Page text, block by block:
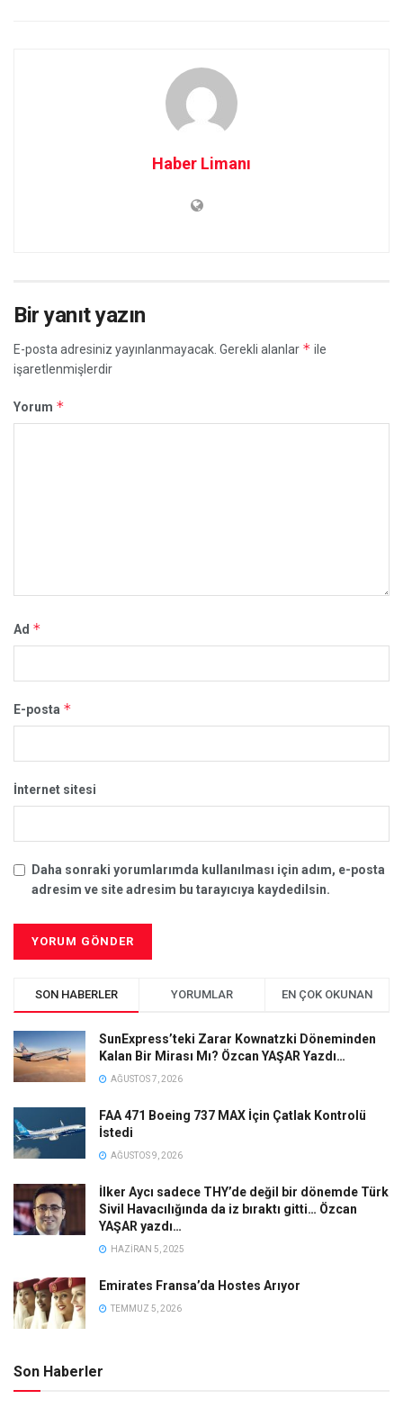
Haber Limanı
Bir yanıt yazın
E-posta adresiniz yayınlanmayacak. Gerekli alanlar * ile
işaretlenmişlerdir
Yorum *
Ad *
E-posta *
İnternet sitesi
Daha sonraki yorumlarımda kullanılması için adım, e-posta
adresim ve site adresim bu tarayıcıya kaydedilsin.
SON HABERLER YORUMLAR EN ÇOK OKUNAN
SunExpress’teki Zarar Kownatzki Döneminden
Kalan Bir Mirası Mı? Özcan YAŞAR Yazdı…
AĞUSTOS 7, 2026
FAA 471 Boeing 737 MAX İçin Çatlak Kontrolü
İstedi
AĞUSTOS 9, 2026
İlker Aycı sadece THY’de değil bir dönemde Türk
Sivil Havacılığında da iz bıraktı gitti… Özcan
YAŞAR yazdı…
HAZIRAN 5, 2025
Emirates Fransa’da Hostes Arıyor
TEMMUZ 5, 2026
Son Haberler